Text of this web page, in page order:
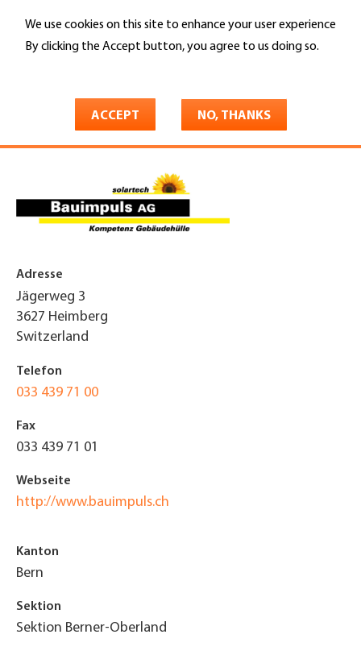
We use cookies on this site to enhance your user experience
By clicking the Accept button, you agree to us doing so.
ACCEPT NO, THANKS
main
Search
Bauimpuls AG
Adresse
Jägerweg 3
3627 Heimberg
Switzerland
Telefon
033 439 71 00
Fax
033 439 71 01
Webseite
http://www.bauimpuls.ch
Kanton
Bern
Sektion
Sektion Berner-Oberland